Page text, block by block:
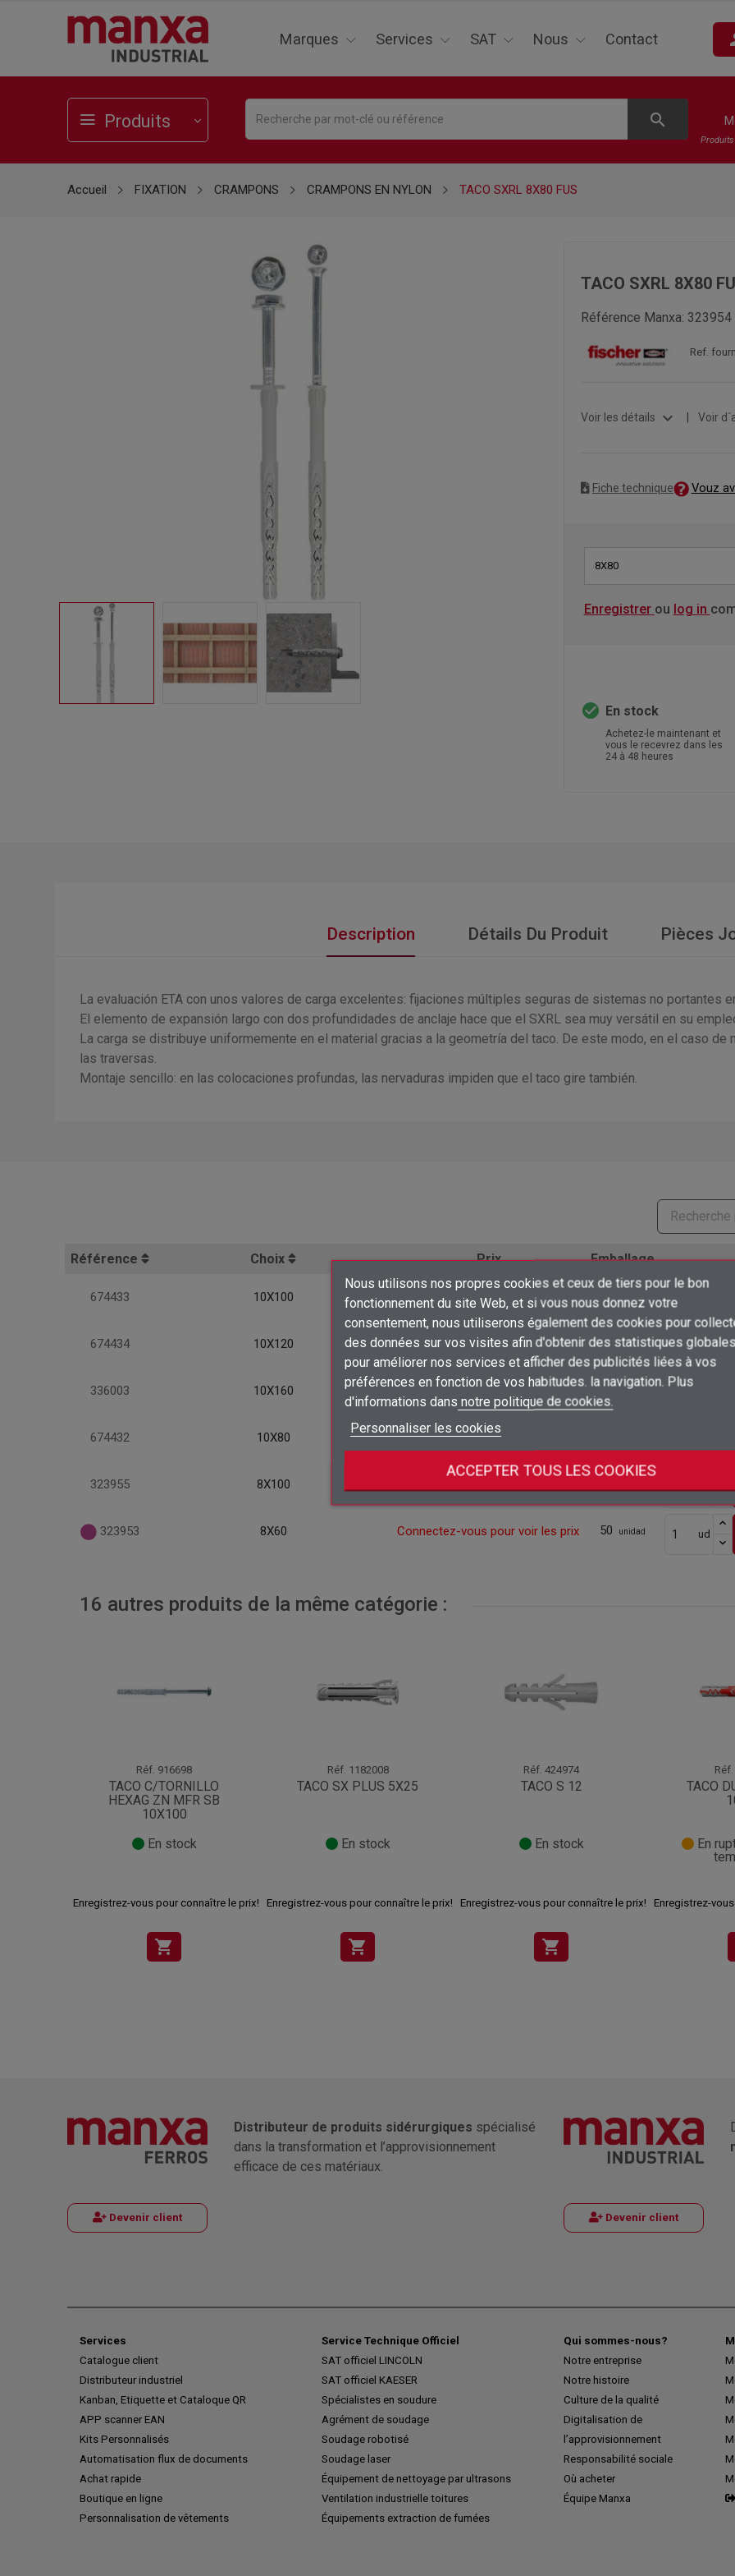
Ajouter à ma liste d'envies ×
add_circle_outline
Créer une nouvelle liste
Créer une liste d'envies ×
Nom de la liste d'envies
Annuler
Connexion
Vous devez être connecté pour ajouter des produits à votre liste d'envies.
Marques Services SAT Nous Contact
Produits search
Nous utilisons nos propres cookies et ceux de tiers pour le bon
fonctionnement du site Web, et si vous nous donnez votre
consentement, nous utiliserons également des cookies pour
des données sur vos visites afin d'obtenir des statistiques globales
pour améliorer nos services et afficher des publicités liées à vos
préférences en fonction de vos habitudes. la navigation. Plus
d'informations dans notre politique de cookies.
Personnaliser les cookies
ACCEPTER TOUS LES COOKIES
Accueil FIXATION CRAMPONS CRAMPONS EN NYLON TACO SXRL 8X80 FUS
TACO SXRL 8X80
Référence Manxa: 323954
Ref.
Voir les détails expand_more Voir
Fiche technique Vouz
8X80
Enregistrer ou log in
check_circle En stock
Achetez-le maintenant et
vous le recevrez dans les
24 à 48 heures
Description Détails Du Produit Pièces
La evaluación ETA con unos valores de carga excelentes: fijaciones múltiples seguras de sistemas no portantes
El elemento de expansión largo con dos profundidades de anclaje hace que el SXRL sea muy versátil en su
La carga se distribuye uniformemente en el material gracias a la geometría del taco. De este modo, en el caso
las traversas.
Montaje sencillo: en las colocaciones profundas, las nervaduras impiden que el taco gire también.
Référence Choix Prix Emballage
674433 10X100 Connectez-vous pour voir les prix 50 unidad
674434 10X120 Connectez-vous pour voir les prix 50 unidad ud
336003 10X160 Connectez-vous pour voir les prix 50 unidad
674432 10X80 Connectez-vous pour voir les prix
323955 8X100 ud
323953 8X60 Connectez-vous pour voir les prix 50 unidad ud
16 autres produits de la même catégorie :
Réf. 916698
TACO C/TORNILLO
HEXAG ZN MFR SB
10X100
En stock
Enregistrez-vous pour connaître le prix!
shopping_cart
Réf. 1182008
TACO SX PLUS 5X25
En stock
Enregistrez-vous pour connaître le prix!
shopping_cart
Réf. 424974
TACO S 12
En stock
Enregistrez-vous pour connaître le prix!
shopping_cart
Réf.
TACO
En
Enregistrez-
Devenir client
Distributeur de produits sidérurgiques spécialisé
dans la transformation et l’approvisionnement
efficace de ces matériaux.
Devenir client
Services
Catalogue client
Distributeur industriel
Kanban, Etiquette et Cataloque QR
APP scanner EAN
Kits Personnalisés
Automatisation flux de documents
Achat rapide
Boutique en ligne
Personnalisation de vêtements
Service Technique Officiel
SAT officiel LINCOLN
SAT officiel KAESER
Spécialistes en soudure
Agrément de soudage
Soudage robotisé
Soudage laser
Équipement de nettoyage par ultrasons
Ventilation industrielle toitures
Équipements extraction de fumées
Qui sommes-nous?
Notre entreprise
Notre histoire
Culture de la qualité
Digitalisation de
l’approvisionnement
Responsabilité sociale
Où acheter
Équipe Manxa